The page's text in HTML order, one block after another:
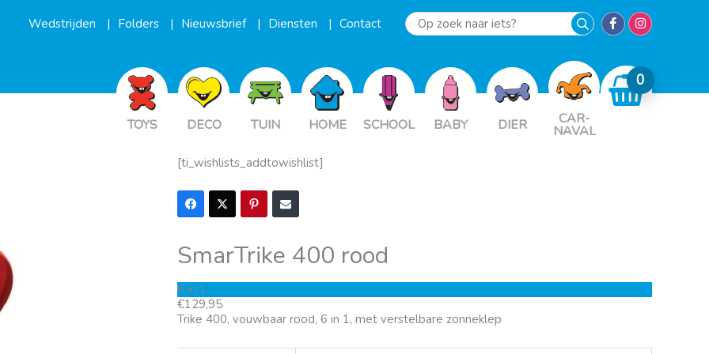
Wedstrijden Folders Nieuwsbrief Diensten Contact
Op
iets?
TOYS DECO TUIN HOME SCHOOL BABY DIER CAR-
NAVAL
[ti_wishlists_addtowishlist]
SmarTrike 400 rood
6 in 1
€129,95
Trike 400, vouwbaar rood, 6 in 1, met verstelbare zonneklep